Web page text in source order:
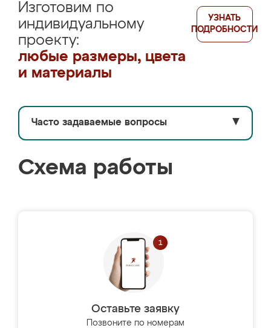
Изготовим по
индивидуальному
проекту:
любые размеры, цвета
и материалы
УЗНАТЬ
ПОДРОБНОСТИ
Часто задаваемые вопросы ▼
Схема работы
Оставьте заявку
Позвоните по номерам